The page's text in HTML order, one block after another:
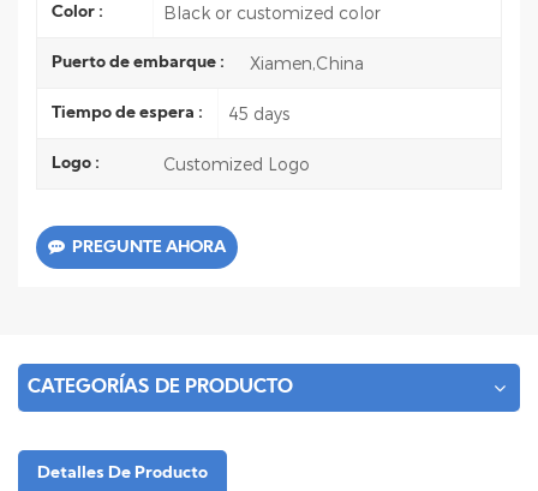
Color : Black or customized color
Puerto de embarque : Xiamen,China
Tiempo de espera : 45 days
Logo : Customized Logo
PREGUNTE AHORA
CATEGORÍAS DE PRODUCTO
Detalles De Producto